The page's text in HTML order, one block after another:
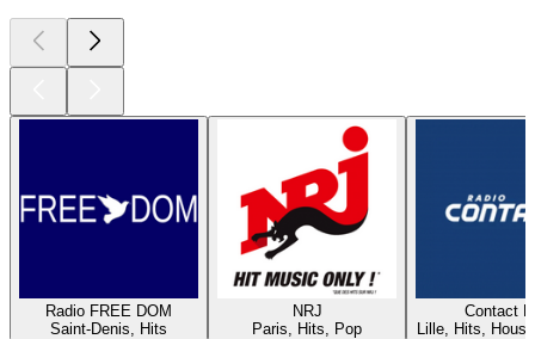
Radio FREE DOM
Saint-Denis, Hits
NRJ
Paris, Hits, Pop
Contact
Lille, Hits,